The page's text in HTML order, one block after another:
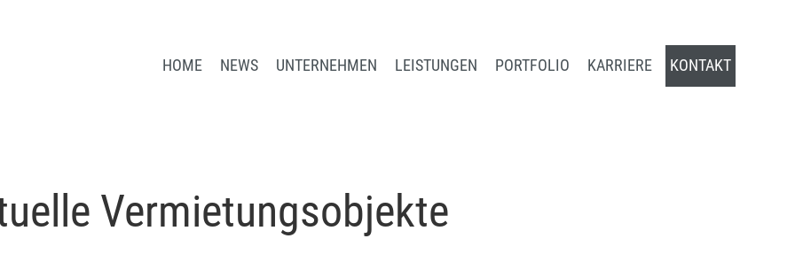
HOME NEWS UNTERNEHMEN LEISTUNGEN PORTFOLIO KARRIERE KONTAKT
Vermietungsobjekte